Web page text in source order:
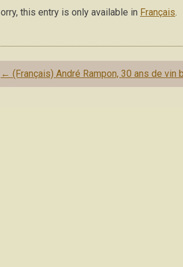
this entry is only available in Français.
Post navigation
← (Français) André Rampon, 30 ans de vin